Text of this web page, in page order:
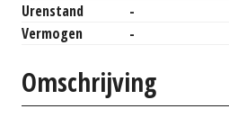
Urenstand
-
Vermogen
-
Omschrijving